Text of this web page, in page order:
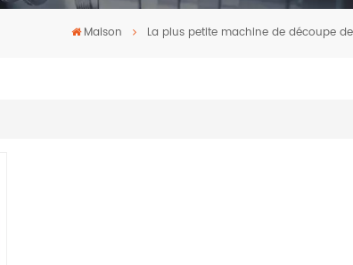
Maison La plus petite machine de découpe